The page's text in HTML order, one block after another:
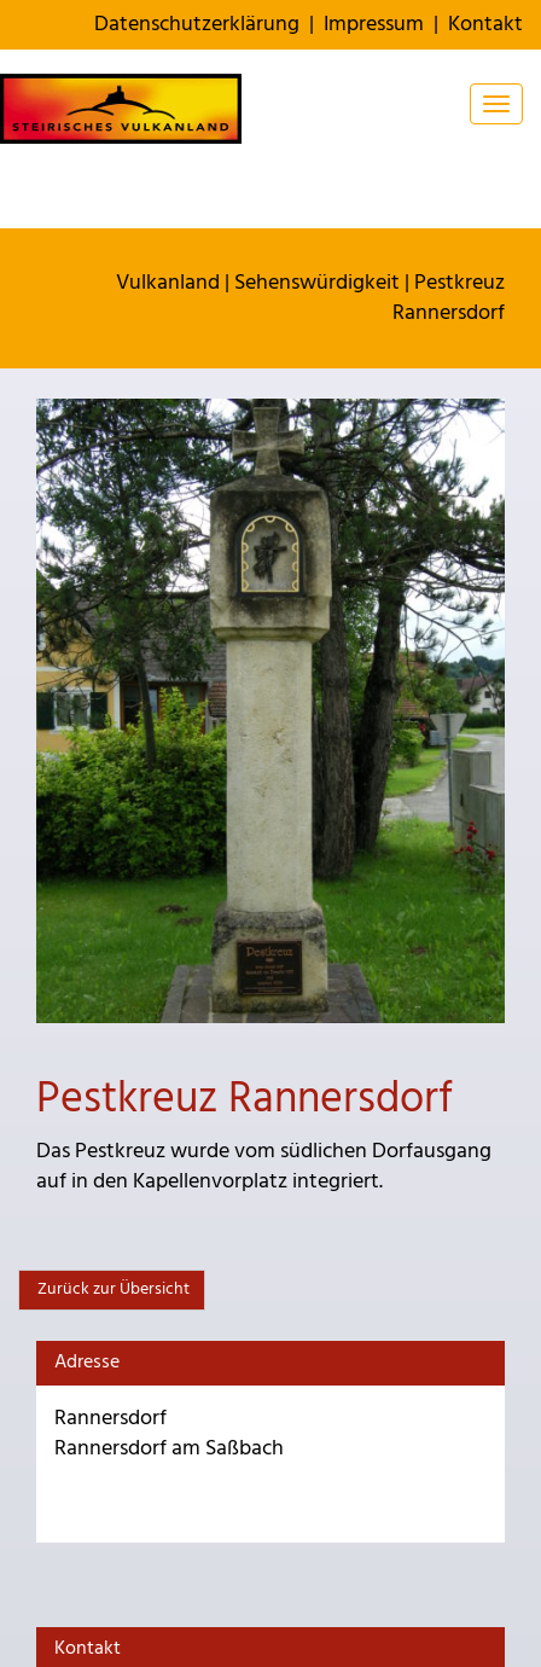
Datenschutzerklärung | Impressum | Kontakt
Vulkanland | Sehenswürdigkeit | Pestkreuz
Rannersdorf
Pestkreuz Rannersdorf
Das Pestkreuz wurde vom südlichen Dorfausgang
auf in den Kapellenvorplatz integriert.
Zurück zur Übersicht
Adresse
Rannersdorf
Rannersdorf am Saßbach
Kontakt